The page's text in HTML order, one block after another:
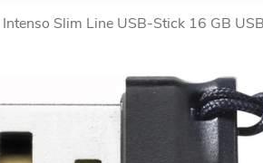
Intenso Slim Line USB-Stick 16 GB